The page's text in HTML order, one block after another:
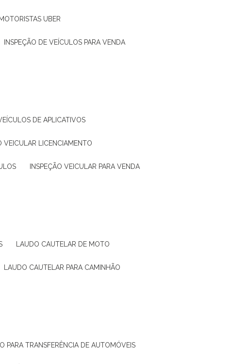
UBER
INSPEÇÃO DE VEÍCULOS PARA VENDA
DE APLICATIVOS
VEICULAR LICENCIAMENTO
INSPEÇÃO VEICULAR PARA VENDA
LAUDO CAUTELAR DE MOTO
LAUDO CAUTELAR PARA CAMINHÃO
PARA TRANSFERÊNCIA DE AUTOMÓVEIS